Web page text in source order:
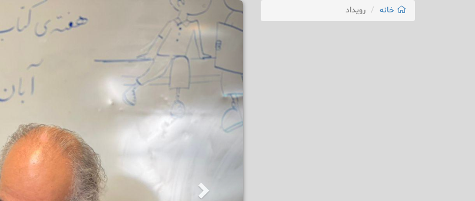
خانه رویداد